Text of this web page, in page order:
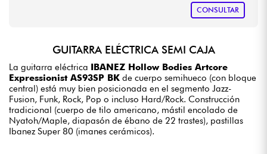
CONSULTAR
GUITARRA ELÉCTRICA SEMI CAJA
La guitarra eléctrica IBANEZ Hollow Bodies Artcore
Expressionist AS93SP BK de cuerpo semihueco (con bloque
central) está muy bien posicionada en el segmento Jazz-
Fusion, Funk, Rock, Pop o incluso Hard/Rock. Construcción
tradicional (cuerpo de tilo americano, mástil encolado de
Nyatoh/Maple, diapasón de ébano de 22 trastes), pastillas
Ibanez Super 80 (imanes cerámicos).